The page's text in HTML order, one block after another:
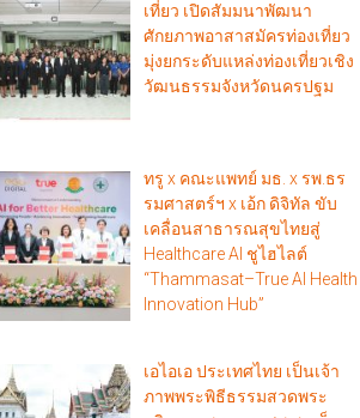
เที่ยว เปิดสัมมนาพัฒนา
ศักยภาพอาสาสมัครท่องเที่ยว
มุ่งยกระดับแหล่งท่องเที่ยวเชิง
วัฒนธรรมจังหวัดนครปฐม
ทรู x คณะแพทย์ มธ. x รพ.ธร
รมศาสตร์ฯ x เอ้ก ดิจิทัล ขับ
เคลื่อนสาธารณสุขไทยสู่
Healthcare AI ชูไฮไลต์
“Thammasat–True AI Health
Innovation Hub”
เอไอเอ ประเทศไทย เป็นเจ้า
ภาพพระพิธีธรรมสวดพระ